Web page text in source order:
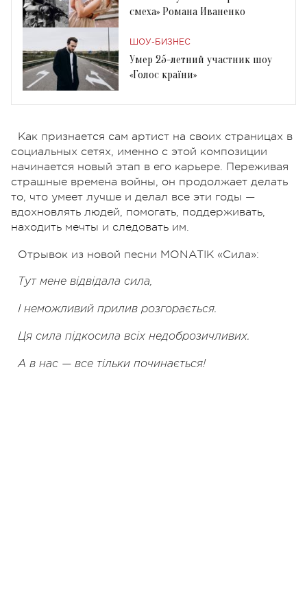
смеха» Романа Иваненко
ШОУ-БИЗНЕС
Умер 25-летний участник шоу
«Голос країни»
Как признается сам артист на своих страницах в
социальных сетях, именно с этой композиции
начинается новый этап в его карьере. Переживая
страшные времена войны, он продолжает делать
то, что умеет лучше и делал все эти годы —
вдохновлять людей, помогать, поддерживать,
находить мечты и следовать им.
Отрывок из новой песни MONATIK «Сила»:
Тут мене відвідала сила,
І неможливий прилив розгорається.
Ця сила підкосила всіх недоброзичливих.
А в нас — все тільки починається!